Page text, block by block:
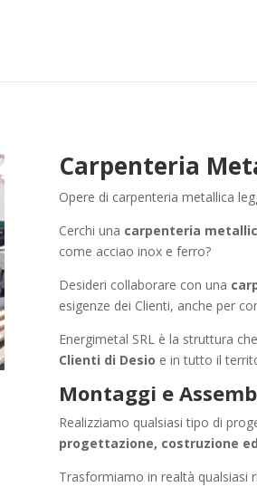
Carpenteria
Opere di carpenteria metallica
Cerchi una carpenteria
come acciao inox e ferro?
Desideri collaborare con una
esigenze dei Clienti, anche per
Energimetal SRL è la struttura
Clienti di Desio e in tutto il
Montaggi e
Realizziamo qualsiasi tipo di
progettazione, costruzione
Trasformiamo in realtà qualsiasi